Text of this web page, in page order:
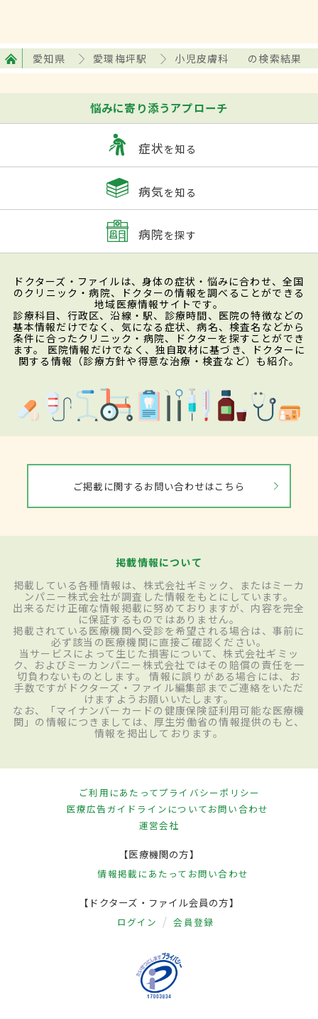
愛知県 愛環梅坪駅 小児皮膚科 の検索結果
悩みに寄り添うアプローチ
症状を知る
病気を知る
病院を探す
ドクターズ・ファイルは、身体の症状・悩みに合わせ、全国
のクリニック・病院、ドクターの情報を調べることができる
地域医療情報サイトです。
診療科目、行政区、沿線・駅、診療時間、医院の特徴などの
基本情報だけでなく、気になる症状、病名、検査名などから
条件に合ったクリニック・病院、ドクターを探すことができ
ます。 医院情報だけでなく、独自取材に基づき、ドクターに
関する情報（診療方針や得意な治療・検査など）も紹介。
ご掲載に関するお問い合わせはこちら
掲載情報について
掲載している各種情報は、株式会社ギミック、またはミーカ
ンパニー株式会社が調査した情報をもとにしています。
出来るだけ正確な情報掲載に努めておりますが、内容を完全
に保証するものではありません。
掲載されている医療機関へ受診を希望される場合は、事前に
必ず該当の医療機関に直接ご確認ください。
当サービスによって生じた損害について、株式会社ギミッ
ク、およびミーカンパニー株式会社ではその賠償の責任を一
切負わないものとします。 情報に誤りがある場合には、お
手数ですがドクターズ・ファイル編集部までご連絡をいただ
けますようお願いいたします。
なお、「マイナンバーカードの健康保険証利用可能な医療機
関」の情報につきましては、厚生労働省の情報提供のもと、
情報を掲出しております。
ご利用にあたってプライバシーポリシー
医療広告ガイドラインについてお問い合わせ
運営会社
【医療機関の方】
情報掲載にあたって お問い合わせ
【ドクターズ・ファイル会員の方】
ログイン 会員登録